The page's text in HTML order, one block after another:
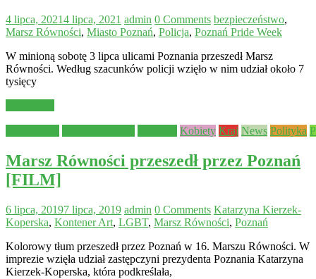
4 lipca, 20214 lipca, 2021 admin 0 Comments bezpieczeństwo,
Marsz Równości, Miasto Poznań, Policja, Poznań Pride Week
W minioną sobotę 3 lipca ulicami Poznania przeszedł Marsz
Równości. Według szacunków policji wzięło w nim udział około 7
tysięcy
Kobiety Kraj News Polityka
Marsz Równości przeszedł przez Poznań
[FILM]
6 lipca, 20197 lipca, 2019 admin 0 Comments Katarzyna Kierzek-
Koperska, Kontener Art, LGBT, Marsz Równości, Poznań
Kolorowy tłum przeszedł przez Poznań w 16. Marszu Równości. W
imprezie wzięła udział zastępczyni prezydenta Poznania Katarzyna
Kierzek-Koperska, która podkreślała,